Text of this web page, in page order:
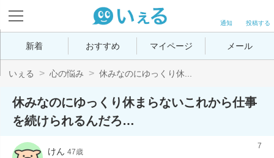
投稿する
通知
新着 おすすめ マイページ メール
いぇる 心の悩み 休みなのにゆっくり休...
休みなのにゆっくり休まらないこれから仕事
を続けられるんだろ…
けん 47歳
7